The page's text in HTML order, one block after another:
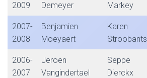
2009
Demeyer
Markey
2007-
2008
Benjamien
Moeyaert
Karen
Stroobants
2006-
2007
Jeroen
Vangindertael
Seppe
Dierckx